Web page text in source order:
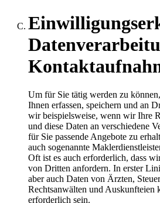
Um für Sie tätig werden zu
Ihnen erfassen, speichern und an
wir beispielsweise, wenn wir Ihre
und diese Daten an verschiedene
für Sie passende Angebote zu
auch sogenannte
Oft ist es auch erforderlich, dass
von Dritten anfordern. In erster
aber auch Daten von Ärzten,
Rechtsanwälten und Auskunfteien
erforderlich sein.